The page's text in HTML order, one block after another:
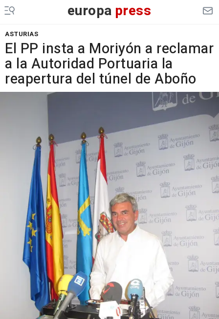
europa press
ASTURIAS
El PP insta a Moriyón a reclamar
a la Autoridad Portuaria la
reapertura del túnel de Aboño